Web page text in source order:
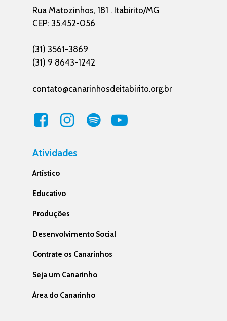
Rua Matozinhos, 181 . Itabirito/MG
CEP: 35.452-056
(31) 3561-3869
(31) 9 8643-1242
contato@canarinhosdeitabirito.org.br
Atividades
Artístico
Educativo
Produções
Desenvolvimento Social
Contrate os Canarinhos
Seja um Canarinho
Área do Canarinho